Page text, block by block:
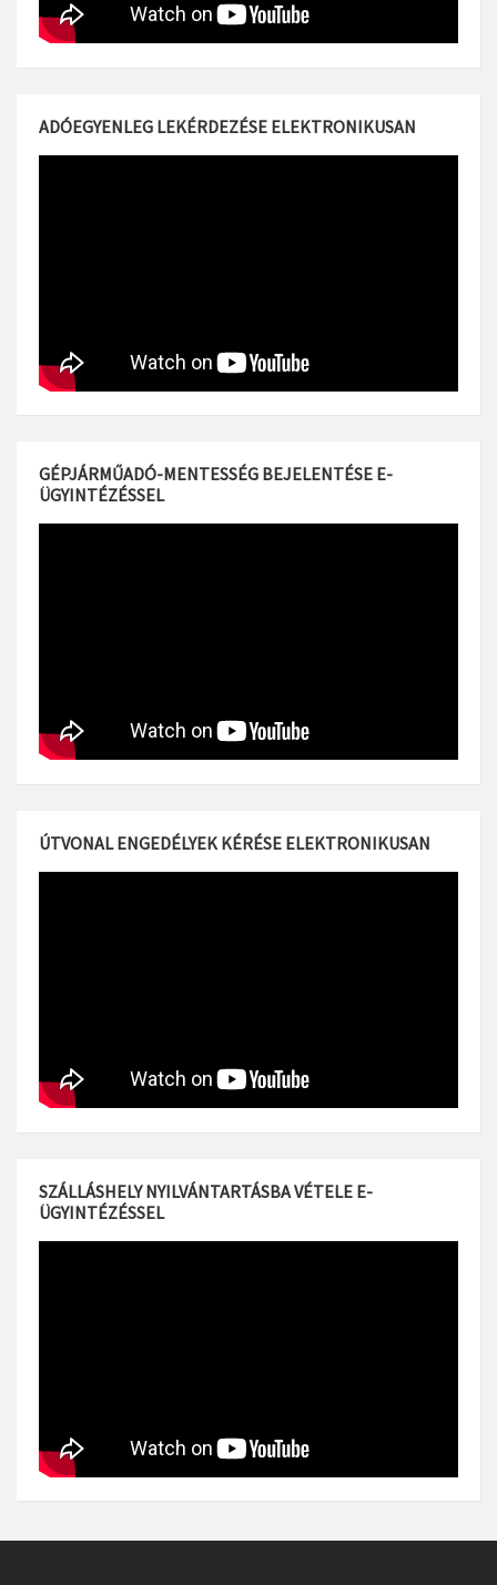
ADÓEGYENLEG LEKÉRDEZÉSE ELEKTRONIKUSAN
GÉPJÁRMŰADÓ-MENTESSÉG BEJELENTÉSE E-
ÜGYINTÉZÉSSEL
ÚTVONAL ENGEDÉLYEK KÉRÉSE ELEKTRONIKUSAN
SZÁLLÁSHELY NYILVÁNTARTÁSBA VÉTELE E-
ÜGYINTÉZÉSSEL